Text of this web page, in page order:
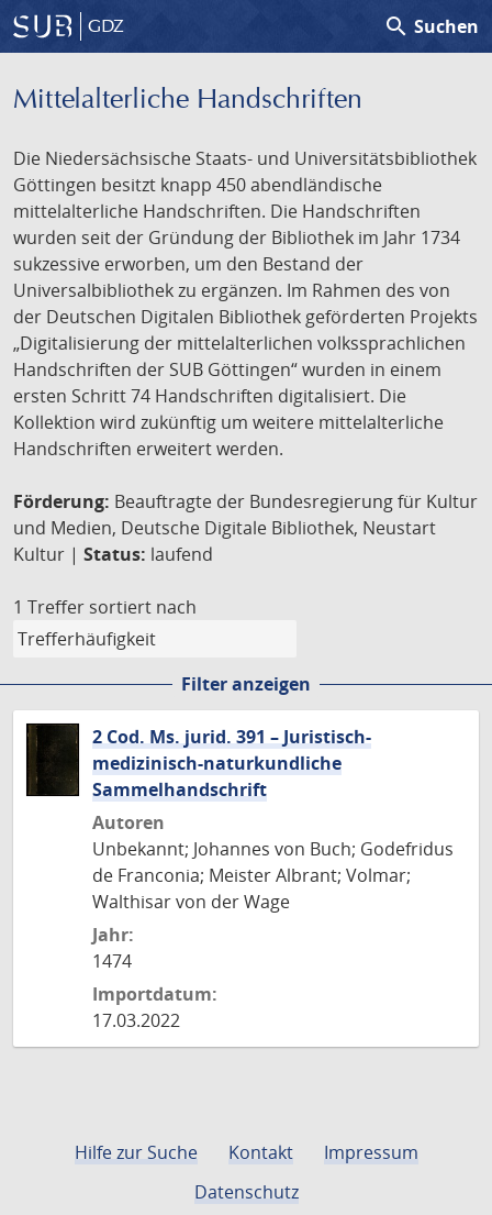
GDZ search Suchen
Mittelalterliche Handschriften
Die Niedersächsische Staats- und Universitätsbibliothek
Göttingen besitzt knapp 450 abendländische
mittelalterliche Handschriften. Die Handschriften
wurden seit der Gründung der Bibliothek im Jahr 1734
sukzessive erworben, um den Bestand der
Universalbibliothek zu ergänzen. Im Rahmen des von
der Deutschen Digitalen Bibliothek geförderten Projekts
„Digitalisierung der mittelalterlichen volkssprachlichen
Handschriften der SUB Göttingen“ wurden in einem
ersten Schritt 74 Handschriften digitalisiert. Die
Kollektion wird zukünftig um weitere mittelalterliche
Handschriften erweitert werden.
Förderung: Beauftragte der Bundesregierung für Kultur
und Medien, Deutsche Digitale Bibliothek, Neustart
Kultur | Status: laufend
1 Treffer sortiert nach
Filter anzeigen
2 Cod. Ms. jurid. 391 – Juristisch-
medizinisch-naturkundliche
Sammelhandschrift
Autoren
Unbekannt; Johannes von Buch; Godefridus
de Franconia; Meister Albrant; Volmar;
Walthisar von der Wage
Jahr:
1474
Importdatum:
17.03.2022
Hilfe zur Suche Kontakt
Impressum
Datenschutz